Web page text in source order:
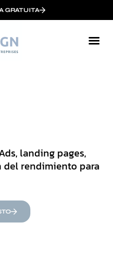
GRATUITA
landing pages,
rendimiento para